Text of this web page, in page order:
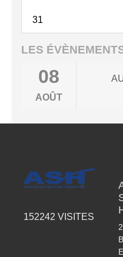
31
LES
08
AOÛT
152242 VISITES